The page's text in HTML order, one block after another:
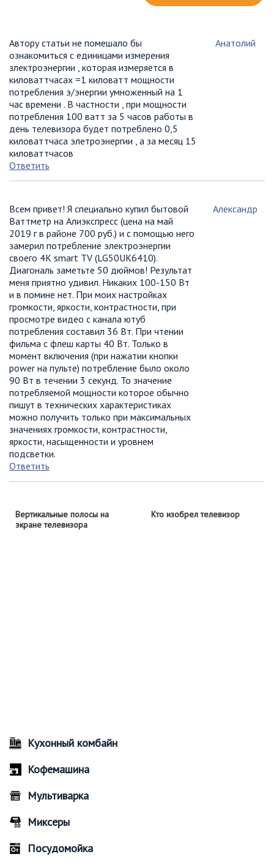
Автору статьи не помешало бы
ознакомиться с единицами измерения
злектроэнергии , которая измеряется в
киловаттчасах =1 киловатт мощности
потребления э/энергии умноженный на 1
час времени . В частности , при мощности
потребления 100 ватт за 5 часов работы в
день телевизора будет потреблено 0,5
киловаттчаса элетроэнергии , а за месяц 15
киловаттчасов
Анатолий
Ответить
Всем привет! Я специально купил бытовой
Ваттметр на Алиэкспресс (цена на май
2019 г в районе 700 руб.) и с помощью него
замерил потребление электроэнергии
своего 4К smart TV (LG50UK6410).
Диагональ заметьте 50 дюймов! Результат
меня приятно удивил. Никаких 100-150 Вт
и в помине нет. При моих настройках
громкости, яркости, контрастности, при
просмотре видео с канала ютуб
потребления составил 36 Вт. При чтении
фильма с флеш карты 40 Вт. Только в
момент включения (при нажатии кнопки
power на пульте) потребление было около
90 Вт в течении 3 секунд. То значение
потребляемой мощности которое обычно
пишут в технических характеристиках
можно получить только при максимальных
значениях громкости, контрастности,
яркости, насыщенности и уровнем
подсветки.
Александр
Ответить
Вертикальные полосы на
экране телевизора
Кто изобрел телевизор
Кухонный комбайн
Кофемашина
Мультиварка
Миксеры
Посудомойка